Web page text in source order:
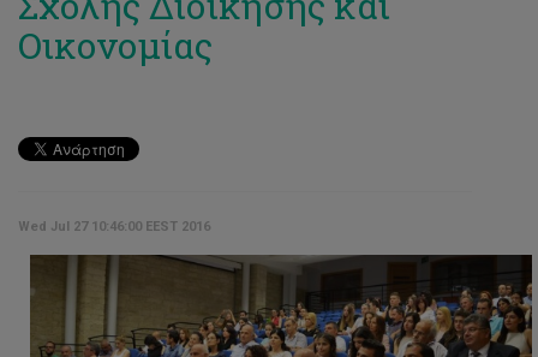
Οικονομίας
Wed Jul 27 10:46:00 EEST 2016